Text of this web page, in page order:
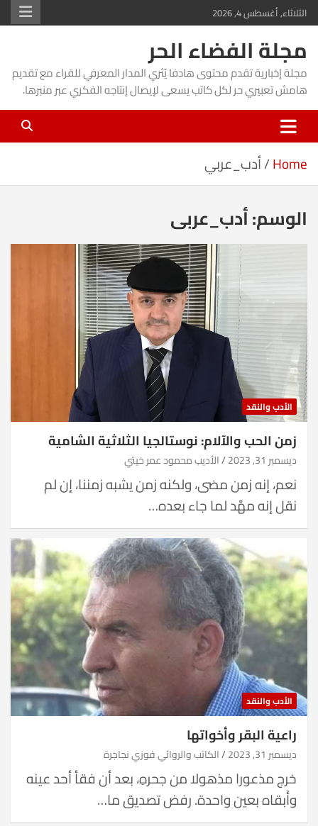
Skip
to
content
الثلاثاء, أغسطس 4, 2026
مجلة الفضاء الحر
مجلة إخبارية تقدم محتوى هادفا يُثري المدار المعرفي للقراء مع تقديم
هامش تعبيري حر لكل كاتب يسعى لإيصال إنتاجه الفكري عبر منبرها.
Home أدب_عربي
الوسم:أدب_عربي
الأدب والنقد
زمن الحب والآلام: نوستالجيا الثلاثية الشامية
ديسمبر 31, 2023 الأديب محمود عمر خيتي
نعم، إنه زمن مضى، ولكنه زمن يشبه زمننا، إن لم
نقل إنه مهَّد لما جاء بعده…
الأدب والنقد
راعية البقر وأخواتها
ديسمبر 31, 2023 الكاتب والروائي فوزي نجاجرة
خرج مذعورا مذهولا من جحرهِ، بعد أن فقأ أحد عينه
وأَبقاه بعين واحدة. رفض تصديق ما…